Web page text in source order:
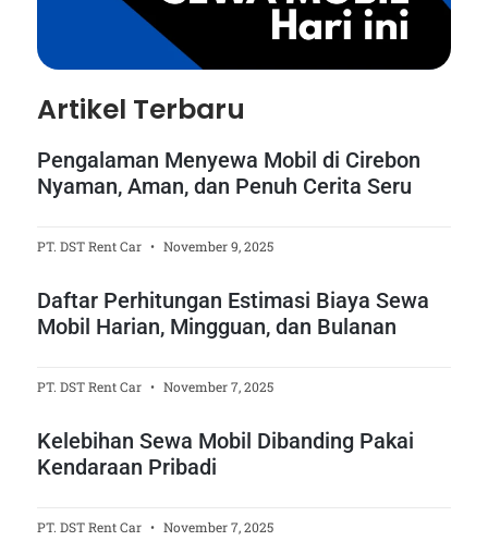
Artikel Terbaru
Pengalaman Menyewa Mobil di Cirebon
Nyaman, Aman, dan Penuh Cerita Seru
PT. DST Rent Car November 9, 2025
Daftar Perhitungan Estimasi Biaya Sewa
Mobil Harian, Mingguan, dan Bulanan
PT. DST Rent Car November 7, 2025
Kelebihan Sewa Mobil Dibanding Pakai
Kendaraan Pribadi
PT. DST Rent Car November 7, 2025